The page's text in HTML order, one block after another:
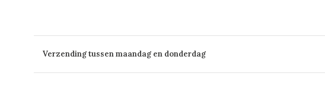
Verzending tussen maandag en donderdag